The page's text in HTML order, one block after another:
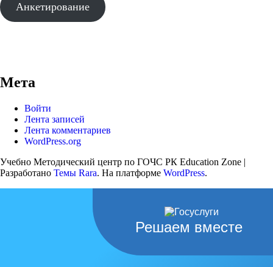
Анкетирование
Мета
Войти
Лента записей
Лента комментариев
WordPress.org
Учебно Методический центр по ГОЧС РК Education Zone |
Разработано Темы Rara. На платформе WordPress.
Решаем вместе